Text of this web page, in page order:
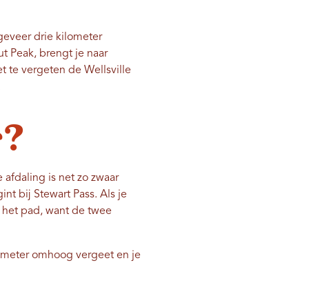
drie kilometer
Peak, brengt je naar
te vergeten de Wellsville
is net zo zwaar
bij Stewart Pass. Als je
pad, want de twee
omhoog vergeet en je